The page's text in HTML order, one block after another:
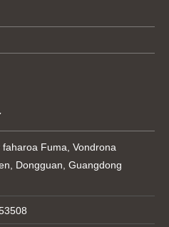
Fuma, Vondrona
Dongguan, Guangdong